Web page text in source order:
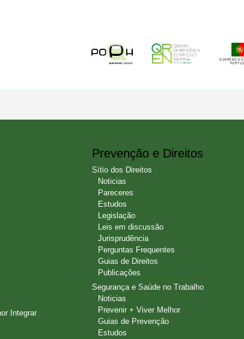
Integrar
Prevenção e Direitos
Sítio dos Direitos
Noticias
Pareceres
Estudos
Legislação
Leis em discussão
Jurisprudência
Perguntas Frequentes
Guias de Direitos
Publicações
Segurança e Saúde no Trabalho
Noticias
Prevenir + Viver Melhor
Guias de Prevenção
Estudos